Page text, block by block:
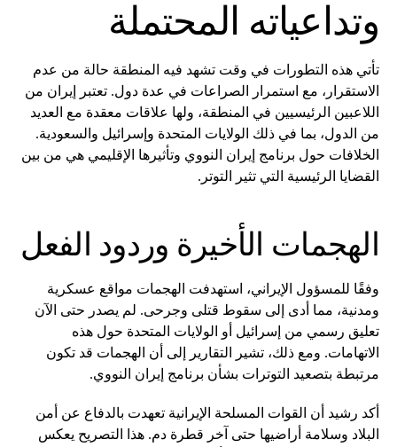
وتداعياته المحتملة
تأتي هذه التطورات في وقت تشهد فيه المنطقة حالة من عدم
الاستقرار، مع استمرار الصراعات في عدة دول. تعتبر إيران من
اللاعبين الرئيسيين في المنطقة، ولها علاقات معقدة مع العديد
من الدول، بما في ذلك الولايات المتحدة وإسرائيل والسعودية.
الخلافات حول برنامج إيران النووي وتأثيرها الإقليمي هي من بين
القضايا الرئيسية التي تثير التوتر.
الهجمات الأخيرة وردود الفعل
وفقًا للمسؤول الإيراني، استهدفت الهجمات مواقع عسكرية
ومدنية، مما أدى إلى سقوط قتلى وجرحى. لم يصدر حتى الآن
تعليق رسمي من إسرائيل أو الولايات المتحدة حول هذه
الاتهامات. ومع ذلك، تشير التقارير إلى أن الهجمات قد تكون
مرتبطة بتصعيد التوترات بشأن برنامج إيران النووي.
أكد رشيد أن القوات المسلحة الإيرانية تعهدت بالدفاع عن أمن
البلاد وسلامة أراضيها حتى آخر قطرة دم. هذا التصريح يعكس